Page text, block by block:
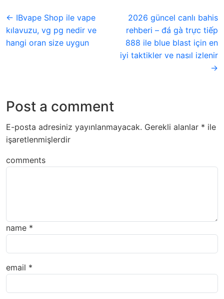
← IBvape Shop ile vape
kılavuzu, vg pg nedir ve
hangi oran size uygun
2026 güncel canlı bahis
rehberi – đá gà trực tiếp
888 ile blue blast için en
iyi taktikler ve nasıl izlenir
→
Post a comment
E-posta adresiniz yayınlanmayacak. Gerekli alanlar * ile
işaretlenmişlerdir
comments
name *
email *